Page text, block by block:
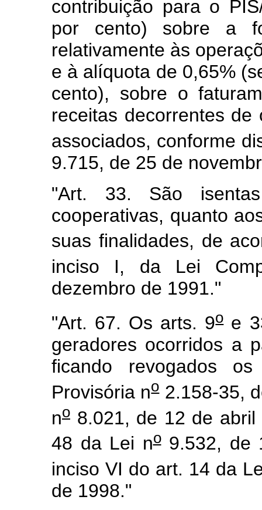
contribuição para o
por cento) sobre a
relativamente às
e à alíquota de 0,65%
cento), sobre o
receitas decorrentes
associados, conforme
9.715, de 25 de
"Art. 33. São
cooperativas, quanto
suas finalidades, de
inciso I, da Lei
dezembro de 1991."
"Art. 67. Os arts. 9oe
geradores ocorridos a
ficando revogados
Provisória no2.158-35,
no 8.021, de 12 de
48 da Lei no9.532, de
inciso VI do art. 14 da
de 1998."